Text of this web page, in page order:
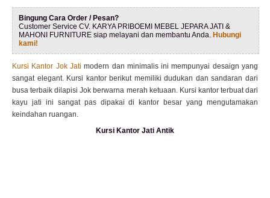
Bingung Cara Order / Pesan?
Customer Service CV. KARYA PRIBOEMI MEBEL JEPARA JATI &
MAHONI FURNITURE siap melayani dan membantu Anda. Hubungi
kami!
Kursi Kantor Jok Jati modern dan minimalis ini mempunyai desaign yang
sangat elegant. Kursi kantor berikut memiliki dudukan dan sandaran dari
busa terbaik dilapisi Jok berwarna merah ketuaan. Kursi kantor terbuat dari
kayu jati ini sangat pas dipakai di kantor besar yang mengutamakan
keindahan ruangan.
Kursi Kantor Jati Antik